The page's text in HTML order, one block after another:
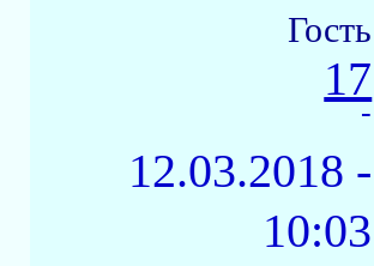
Гость
17
-
12.03.2018 -
10:03